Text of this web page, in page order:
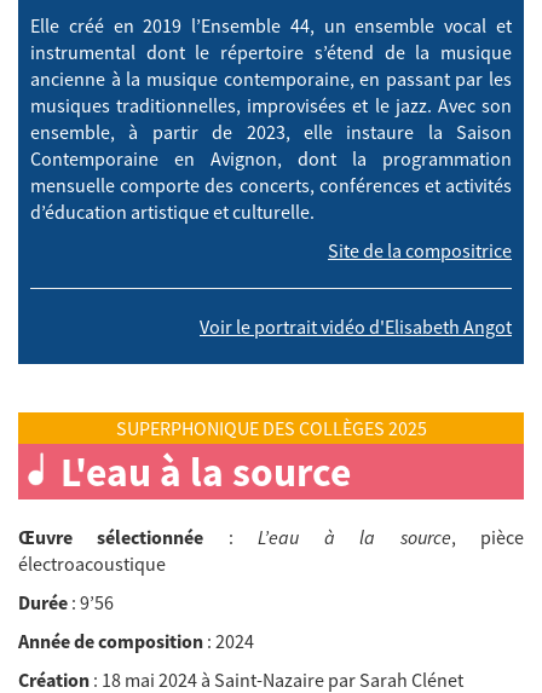
Elle créé en 2019 l’Ensemble 44, un ensemble vocal et
instrumental dont le répertoire s’étend de la musique
ancienne à la musique contemporaine, en passant par les
musiques traditionnelles, improvisées et le jazz. Avec son
ensemble, à partir de 2023, elle instaure la Saison
Contemporaine en Avignon, dont la programmation
mensuelle comporte des concerts, conférences et activités
d’éducation artistique et culturelle.
Site de la compositrice
Voir le portrait vidéo d'Elisabeth Angot
SUPERPHONIQUE DES COLLÈGES 2025
L'eau à la source
Œuvre sélectionnée :L’eau à la source, pièce
électroacoustique
Durée : 9’56
Année de composition : 2024
Création : 18 mai 2024 à Saint-Nazaire par Sarah Clénet